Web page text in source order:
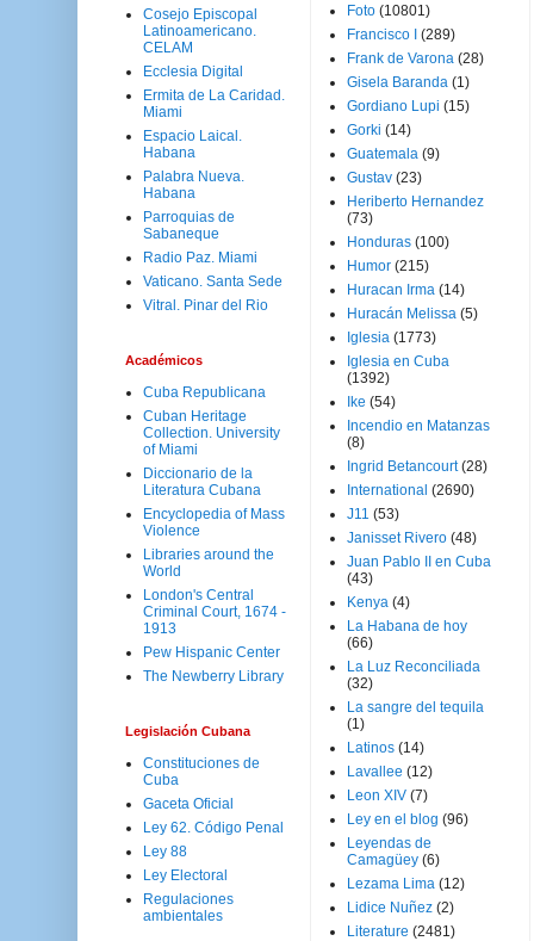
Cosejo Episcopal
Latinoamericano.
CELAM
Ecclesia Digital
Ermita de La Caridad.
Miami
Espacio Laical.
Habana
Palabra Nueva.
Habana
Parroquias de
Sabaneque
Radio Paz. Miami
Vaticano. Santa Sede
Vitral. Pinar del Rio
Académicos
Cuba Republicana
Cuban Heritage
Collection. University
of Miami
Diccionario de la
Literatura Cubana
Encyclopedia of Mass
Violence
Libraries around the
World
London's Central
Criminal Court, 1674 -
1913
Pew Hispanic Center
The Newberry Library
Legislación Cubana
Constituciones de
Cuba
Gaceta Oficial
Ley 62. Código Penal
Ley 88
Ley Electoral
Regulaciones
ambientales
Foto (10801)
Francisco I
(289)
Frank de Varona (28)
Gisela Baranda (1)
Gordiano Lupi (15)
Gorki (14)
Guatemala (9)
Gustav (23)
Heriberto Hernandez
(73)
Honduras (100)
Humor (215)
Huracan Irma (14)
Huracán Melissa (5)
Iglesia (1773)
Iglesia en Cuba
(1392)
Ike (54)
Incendio en Matanzas
(8)
Ingrid Betancourt (28)
International (2690)
J11 (53)
Janisset Rivero (48)
Juan Pablo II en Cuba
(43)
Kenya (4)
La Habana de hoy
(66)
La Luz Reconciliada
(32)
La sangre del tequila
(1)
Latinos (14)
Lavallee (12)
Leon XIV (7)
Ley en el blog (96)
Leyendas de
Camagüey (6)
Lezama Lima (12)
Lidice Nuñez (2)
Literature (2481)